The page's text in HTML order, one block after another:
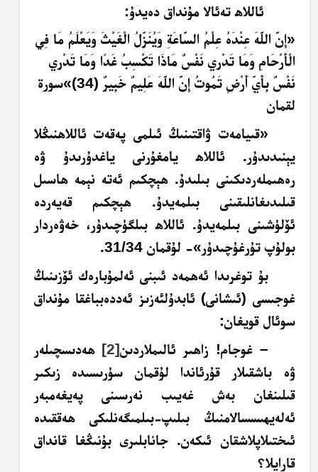
ئاللاھ تەئالا مۇنداق دەيدۇ:
«إِنَّ اللَّهَ عِنْدَهُ عِلْمُ السَّاعَةِ وَيُنَزِّلُ الْغَيْثَ وَيَعْلَمُ مَا فِي
الْأَرْحَامِ وَمَا تَدْرِي نَفْسٌ مَاذَا تَكْسِبُ غَدًا وَمَا تَدْرِي
نَفْسٌ بِأَيِّ أَرْضٍ تَمُوتُ إِنَّ اللَّهَ عَلِيمٌ خَبِيرٌ (34)
»سورة
لقمان
«قىيامەت ۋاقتىنىڭ ئىلمى پەقەت ئاللاھنىڭلا
يېنىدىدۇر. ئاللاھ يامغۇرنى ياغدۇرىدۇ ۋە
رەھىملەردىكىنى بىلىدۇ. ھېچكىم ئەتە نېمە ھاسىل
قىلىدىغانلىقىنى بىلمەيدۇ. ھېچكىم قەيەردە
ئۆلۈشىنى بىلمەيدۇ. ئاللاھ بىلگۈچىدۇر، خەۋەردار
بولۇپ تۇرغۇچىدۇر»- لۇقمان 31/34.
بۇ توغرىدا ئەھمەد ئىبنى ئەلمۇبارەك ئۆزىنىڭ
غوجىسى (ئىشانى) ئابدۇلئەزىز ئەددەبباغقا مۇنداق
سوئال قويغان:
– غوجام! زاھىر ئالىملاردىن[2] ھەدىسچىلەر
ۋە باشقىلار قۇرئاندا لۇقمان سۈرىسىدە زىكىر
قىلىنغان بەش غەيىب نەرسىنى پەيغەمبەر
ئەلەيھىسسالامنىڭ بىلىپ-بىلمىگەنلىكى ھەققىدە
ئىختىلاپلاشقان ئىكەن. جانابلىرى بۇنىڭغا قانداق
قارايلا؟